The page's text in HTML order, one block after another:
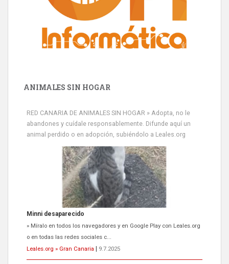
ANIMALES SIN HOGAR
RED CANARIA DE ANIMALES SIN HOGAR » Adopta, no le
abandones y cuídale responsablemente. Difunde aquí un
animal perdido o en adopción, subiéndolo a Leales.org
Minni desaparecido
» Míralo en todos los navegadores y en Google Play con Leales.org
o en todas las redes sociales c...
Leales.org » Gran Canaria
9.7.2025